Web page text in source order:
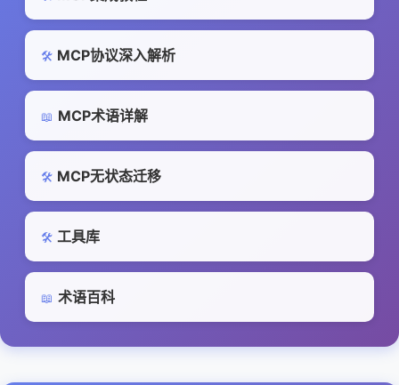
🛠️ MCP协议深入解析
📖 MCP术语详解
🛠️ MCP无状态迁移
🛠️ 工具库
📖 术语百科